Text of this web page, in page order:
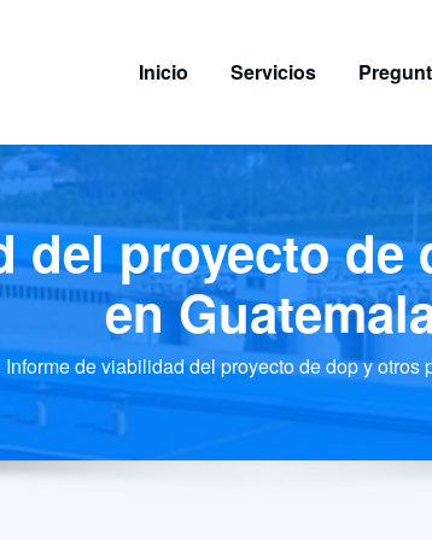
Inicio Servicios
del proyecto
en
Informe de viabilidad del proyecto de dop y otros